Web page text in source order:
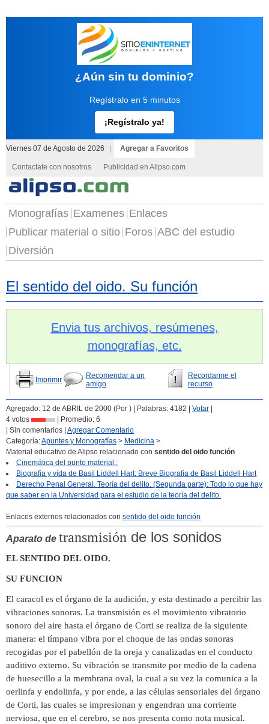
¿Aún sin tu dominio?
Regístralo en 5 minutos
¡Regístralo ya!
Viernes 07 de Agosto de 2026 Agregar a Favoritos
Contactate con nosotros Publicidad en Alipso.com
Monografías Examenes Enlaces
Publicar material o sitio Foros ABC del estudio
Diversión
El sentido del oido. Su función
Envia tus archivos, resúmenes,
monografías, etc.
Imprimir
Recomendar a un
amigo
Recordarme el
recurso
Agregado: 12 de ABRIL de 2000 (Por ) | Palabras: 4182 | Votar
4 votos
| Promedio: 6
| Sin comentarios | Agregar Comentario
Categoría:Apuntes y Monografías > Medicina >
Material educativo de Alipso relacionado con sentido del oido función
Cinemática del punto material.:
Biografia y vida de Basil Liddell Hart: Breve Biografia de Basil Liddell Hart
Derecho Penal General. Teoría del delito. (Segunda parte): Todo lo que hay
que saber en la Universidad para el estudio de la teoría del delito.
Enlaces externos relacionados con sentido del oido función
Aparato de transmisión de los sonidos
EL SENTIDO DEL OIDO.
SU FUNCION
El caracol es el órgano de la audición, y esta destinado a percibir las
vibraciones sonoras. La transmisión es el movimiento vibratorio
sonoro del aire hasta el órgano de Corti se realiza de la siguiente
manera: el tímpano vibra por el choque de las ondas sonoras
recogidas por el pabellón de la oreja y canalizadas en el conducto
auditivo externo. Su vibración se transmite por medio de la cadena
de huesecillo a la membrana oval, la cual a su vez la comunica a la
oerlinfa y endolinfa, y por ende, a las células sensoriales del órgano
de Corti, las cuales se impresionan y engendran una corriente
nerviosa, que en el cerebro, se nos presenta como nota musical.